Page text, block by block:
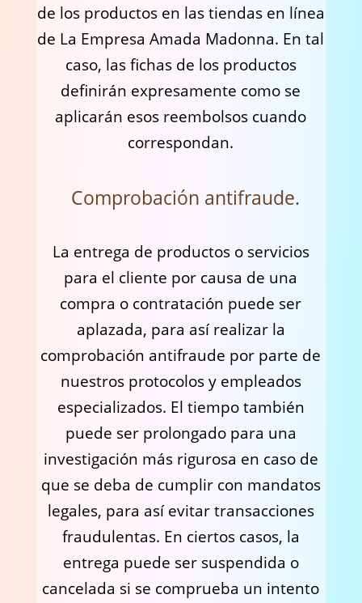
de los productos en las tiendas en línea
de La Empresa Amada Madonna. En tal
caso, las fichas de los productos
definirán expresamente como se
aplicarán esos reembolsos cuando
correspondan.
Comprobación antifraude.
La entrega de productos o servicios
para el cliente por causa de una
compra o contratación puede ser
aplazada, para así realizar la
comprobación antifraude por parte de
nuestros protocolos y empleados
especializados. El tiempo también
puede ser prolongado para una
investigación más rigurosa en caso de
que se deba de cumplir con mandatos
legales, para así evitar transacciones
fraudulentas. En ciertos casos, la
entrega puede ser suspendida o
cancelada si se comprueba un intento